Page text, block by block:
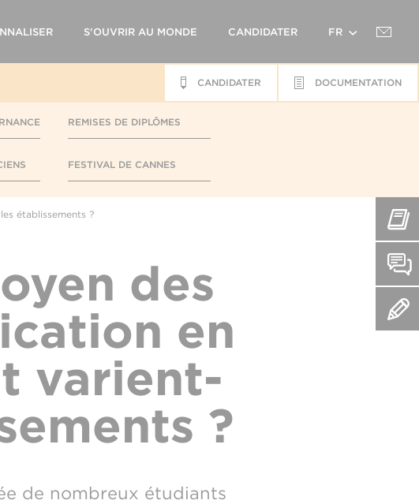
S'OUVRIR AU MONDE CANDIDATER FR
DOCUMENTATION
CANDIDATER
REMISES DE DIPLÔMES
FESTIVAL DE CANNES
établissements ?
des
en
varient-
?
de nombreux étudiants